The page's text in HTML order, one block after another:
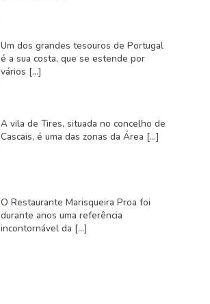
Um dos grandes tesouros de Portugal
é a sua costa, que se estende por
vários […]
A vila de Tires, situada no concelho de
Cascais, é uma das zonas da Área […]
O Restaurante Marisqueira Proa foi
durante anos uma referência
incontornável da […]